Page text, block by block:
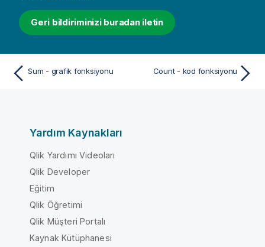
Geri bildiriminizi buradan iletin
Sum - grafik fonksiyonu Count - kod fonksiyonu
Yardım Kaynakları
Qlik Yardımı Videoları
Qlik Developer
Eğitim
Qlik Öğretimi
Qlik Müşteri Portalı
Kaynak Kütüphanesi